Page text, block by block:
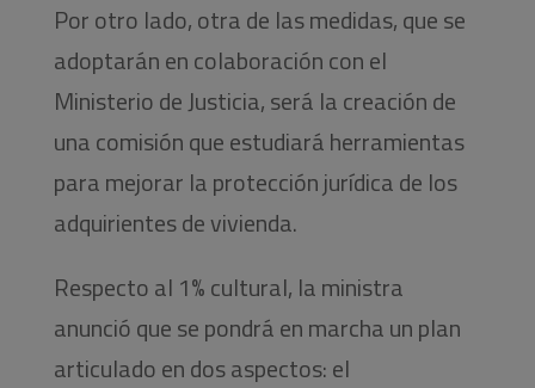
Por otro lado, otra de las medidas, que se
adoptarán en colaboración con el
Ministerio de Justicia, será la creación de
una comisión que estudiará herramientas
para mejorar la protección jurídica de los
adquirientes de vivienda.
Respecto al 1% cultural, la ministra
anunció que se pondrá en marcha un plan
articulado en dos aspectos: el